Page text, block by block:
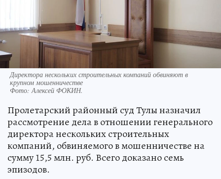
Директора нескольких строительных компаний обвиняют в
крупном мошенничестве
Фото:Алексей ФОКИН.
Пролетарский районный суд Тулы назначил
рассмотрение дела в отношении генерального
директора нескольких строительных
компаний, обвиняемого в мошенничестве на
сумму 15,5 млн. руб. Всего доказано семь
эпизодов.